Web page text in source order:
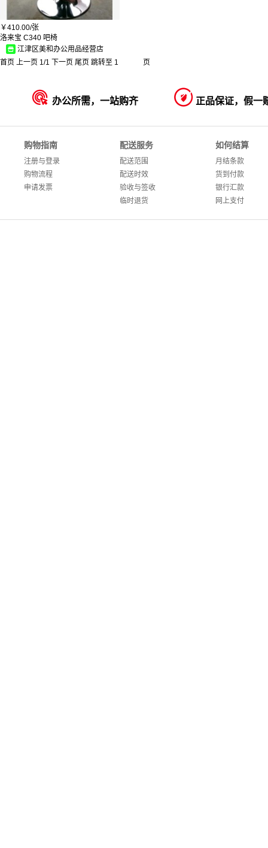
￥410.00/张
洛来宝 C340 吧椅
江津区美和办公用品经营店
首页 上一页 1/1 下一页 尾页 跳转至 页
 办公所需，一站购齐  正品保证，假一
购物指南
注册与登录
购物流程
申请发票
配送服务
配送范围
配送时效
验收与签收
临时退货
如何结算
月结条款
货到付款
银行汇款
网上支付